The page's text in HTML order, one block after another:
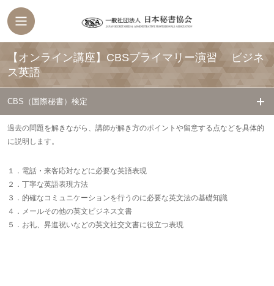
【オンライン講座】CBSプライマリー演習 ビジネ
ス英語
CBS（国際秘書）検定
過去の問題を解きながら、講師が解き方のポイントや留意する点などを具体的
に説明します。
１．電話・来客応対などに必要な英語表現
２．丁寧な英語表現方法
３．的確なコミュニケーションを行うのに必要な英文法の基礎知識
４．メールその他の英文ビジネス文書
５．お礼、昇進祝いなどの英文社交文書に役立つ表現